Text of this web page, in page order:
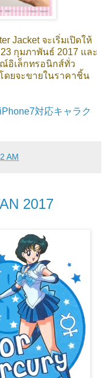
Jacket จะเริ่มเปิดให้
กุมภาพันธ์ 2017 และ
อิเล็กทรอนิกส์ทั่ว
ดยจะขายในราคาชิ้น
対応キャラク
AM
2017